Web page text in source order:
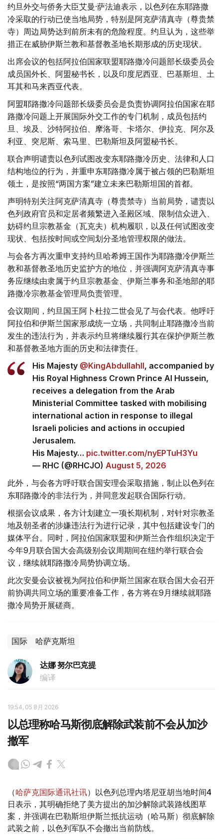
约旦外交与侨务大臣艾曼·萨法迪表示，以色列在东耶路撒
冷采取的行动已使当地局势，特别是阿克萨清真寺（尊贵禁
寺）周边局势达到前所未有的危险程度。约旦认为，这些举
措正在威胁伊斯兰教和基督教圣地长期形成的历史现状。
出席会议的包括阿拉伯国家联盟耶路撒冷问题部长级委员会
成员国外长、阿盟秘书长，以及印度尼西亚、巴基斯坦、土
耳其和马来西亚代表。
阿盟耶路撒冷问题部长级委员会是负责协调阿拉伯国家在耶
路撒冷问题上开展国际外交工作的专门机制，成员包括约
旦、埃及、沙特阿拉伯、摩洛哥、卡塔尔、伊拉克、阿尔及
利亚、突尼斯、索马里、巴勒斯坦及阿盟秘书长。
联合声明谴责以色列试图改变东耶路撒冷历史、法律和人口
结构地位的行为，并重申东耶路撒冷属于被占领的巴勒斯坦
领土，是按照“两国方案”建立未来巴勒斯坦国的首都。
声明特别关注阿克萨清真寺（尊贵禁寺）当前局势，谴责以
色列政府官员和定居者频繁进入圣殿区域、限制信众进入、
妨碍约旦宗教基金（瓦克夫）机构履职，以及任何试图改变
现状、包括按时间或空间划分圣地管理权限的做法。
与会各方再次重申支持约旦哈希姆王国作为耶路撒冷伊斯兰
教和基督教圣地历史监护方的地位，并强调阿克萨清真寺事
务应继续由隶属于约旦宗教基金、伊斯兰事务和圣地部的耶
路撒冷宗教基金管理局负责管理。
会议期间，约旦国王阿卜杜拉二世会见了与会代表。他呼吁
阿拉伯和伊斯兰国家形成统一立场，共同制止耶路撒冷当前
发生的违法行为，并表示约旦将继续履行其在保护伊斯兰教
和基督教圣地方面的历史和法律责任。
His Majesty @KingAbdullahII, accompanied by
His Royal Highness Crown Prince Al Hussein,
receives a delegation from the Arab
Ministerial Committee tasked with mobilising
international action in response to illegal
Israeli policies and actions in occupied
Jerusalem.
His Majesty… pic.twitter.com/nyEPTuH3Yu
— RHC (@RHCJO) August 5, 2026
此外，与会各方呼吁联合国安理会采取措施，制止以色列在
东耶路撒冷的非法行为，并同意发起联合国际行动。
根据会议成果，各方计划建立一项长期机制，对针对宗教圣
地及朝圣者的涉嫌违法行为进行记录，其中包括建设专门的
媒体平台。同时，阿拉伯国家联盟和伊斯兰合作组织决定于
今年9月联合国大会高级别会议周期间在纽约举行联合会
议，继续就耶路撒冷局势协调立场。
此次安曼会议被视为阿拉伯和伊斯兰国家在联合国大会召开
前协调共同立场的重要准备工作，各方将在9月继续就耶路
撒冷局势开展磋商。
国际 哈萨克斯坦
达娜 努尔巴克提
编译
19:54, 05 8月 2026
以总理称哈马斯彻底解除武装前不会从加沙
撤军
（哈萨克国际通讯社讯）以色列总理内塔尼亚胡当地时间4
日表示，其明确拒绝了美方提出的加沙解除武装路线图草
案，并强调在巴勒斯坦伊斯兰抵抗运动（哈马斯）彻底解除
武装之前，以色列军队不会撤出当前防线。